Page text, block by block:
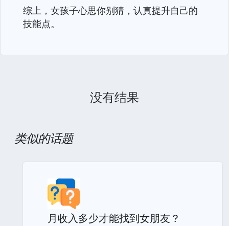
综上，女孩子心思你别猜，认真提升自己的
技能点。
没有结果
类似的话题
月收入多少才能找到女朋友？